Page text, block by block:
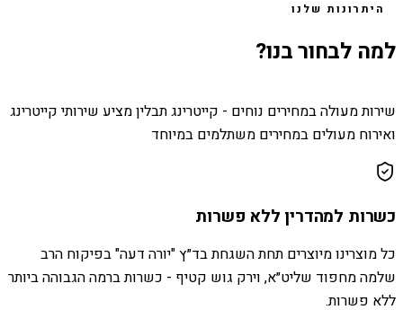
היתרונות שלנו
למה לבחור בנו?
שירות מעולה במחירים נוחים - קייטרינג תבלין מציע שירותי קייטרינג
ואירוח מעולים במחירים משתלמים במיוחד
כשרות למהדרין ללא פשרות
כל מוצרינו מיוצרים תחת השגחת בד״ץ "יורה דעה" בפיקוח הרב
שלמה מחפוד שליט״א, וירק גוש קטיף - כשרות ברמה הגבוהה ביותר
ללא פשרות.